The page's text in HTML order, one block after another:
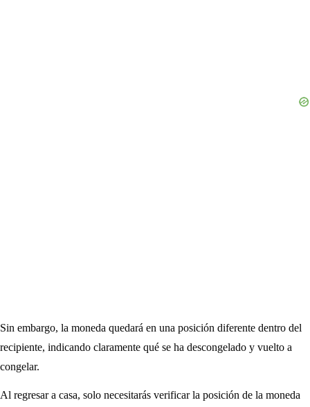
Sin embargo, la moneda quedará en una posición diferente dentro del
recipiente, indicando claramente qué se ha descongelado y vuelto a
congelar.
Al regresar a casa, solo necesitarás verificar la posición de la moneda